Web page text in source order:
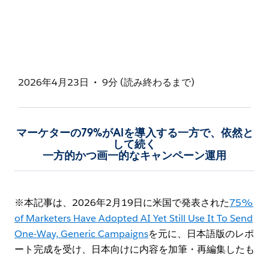
2026年4月23日 9分 (読み終わるまで)
マーケターの79%がAIを導入する一方で、依然と
して続く
一方的かつ画一的なキャンペーン運用
※本記事は、2026年2月19日に米国で発表された75%
of Marketers Have Adopted AI Yet Still Use It To Send
One-Way, Generic Campaignsを元に、日本語版のレポ
ート完成を受け、日本向けに内容を加筆・再編集したも